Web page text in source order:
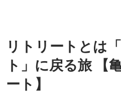
リトリートとは
ト」に戻る旅 【
ート】